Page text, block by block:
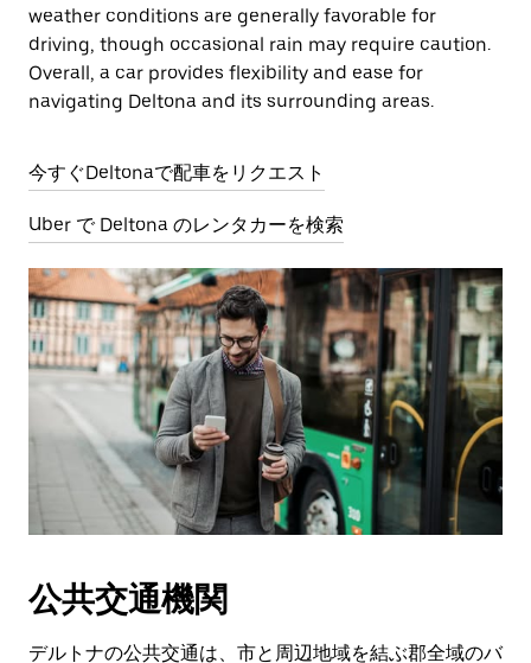
weather conditions are generally favorable for
driving, though occasional rain may require caution.
Overall, a car provides flexibility and ease for
navigating Deltona and its surrounding areas.
今すぐDeltonaで配車をリクエスト
Uber で Deltona のレンタカーを検索
公共交通機関
デルトナの公共交通は、市と周辺地域を結ぶ郡全域のバ